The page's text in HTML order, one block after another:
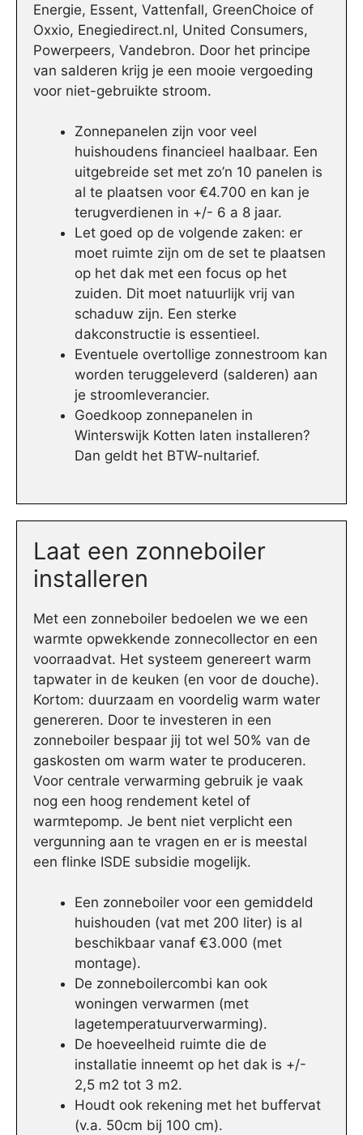
Energie, Essent, Vattenfall, GreenChoice of
Oxxio, Enegiedirect.nl, United Consumers,
Powerpeers, Vandebron. Door het principe
van salderen krijg je een mooie vergoeding
voor niet-gebruikte stroom.
Zonnepanelen zijn voor veel
huishoudens financieel haalbaar. Een
uitgebreide set met zo’n 10 panelen is
al te plaatsen voor €4.700 en kan je
terugverdienen in +/- 6 a 8 jaar.
Let goed op de volgende zaken: er
moet ruimte zijn om de set te plaatsen
op het dak met een focus op het
zuiden. Dit moet natuurlijk vrij van
schaduw zijn. Een sterke
dakconstructie is essentieel.
Eventuele overtollige zonnestroom kan
worden teruggeleverd (salderen) aan
je stroomleverancier.
Goedkoop zonnepanelen in
Winterswijk Kotten laten installeren?
Dan geldt het BTW-nultarief.
Laat een zonneboiler
installeren
Met een zonneboiler bedoelen we we een
warmte opwekkende zonnecollector en een
voorraadvat. Het systeem genereert warm
tapwater in de keuken (en voor de douche).
Kortom: duurzaam en voordelig warm water
genereren. Door te investeren in een
zonneboiler bespaar jij tot wel 50% van de
gaskosten om warm water te produceren.
Voor centrale verwarming gebruik je vaak
nog een hoog rendement ketel of
warmtepomp. Je bent niet verplicht een
vergunning aan te vragen en er is meestal
een flinke ISDE subsidie mogelijk.
Een zonneboiler voor een gemiddeld
huishouden (vat met 200 liter) is al
beschikbaar vanaf €3.000 (met
montage).
De zonneboilercombi kan ook
woningen verwarmen (met
lagetemperatuurverwarming).
De hoeveelheid ruimte die de
installatie inneemt op het dak is +/-
2,5 m2 tot 3 m2.
Houdt ook rekening met het buffervat
(v.a. 50cm bij 100 cm).